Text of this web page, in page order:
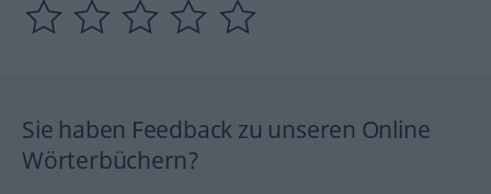
Sie haben Feedback zu unseren Online
Wörterbüchern?